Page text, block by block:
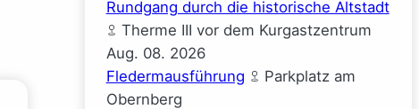
Rundgang durch die historische Altstadt
Therme III vor dem Kurgastzentrum
Aug. 08. 2026
Fledermausführung
Parkplatz am
Obernberg